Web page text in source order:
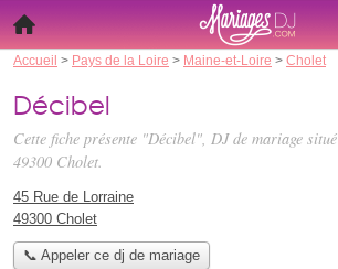
Accueil > Pays de la Loire > Maine-et-Loire > Cholet
Décibel
Cette fiche présente "Décibel", DJ de mariage situé
49300 Cholet.
45 Rue de Lorraine
49300 Cholet
📞 Appeler ce dj de mariage